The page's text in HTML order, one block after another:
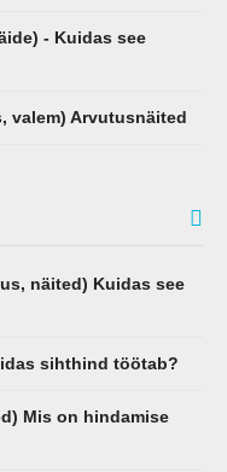
- Kuidas see
valem) Arvutusnäited
näited) Kuidas see
sihthind töötab?
Mis on hindamise